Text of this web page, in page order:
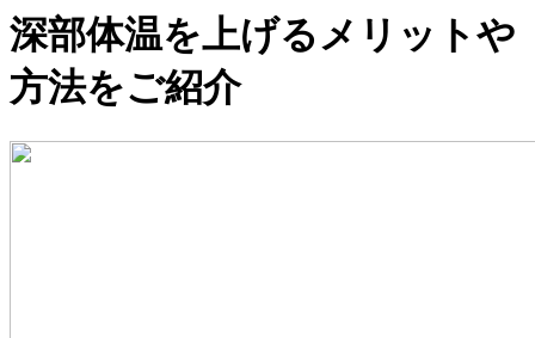
深部体温を上げるメリットや
方法をご紹介